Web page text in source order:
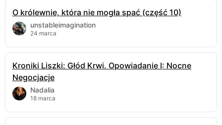
O królewnie, która nie mogła spać (część 10)
unstableimagination
24 marca
Kroniki Liszki: Głód Krwi. Opowiadanie I: Nocne
Negocjacje
Nadalia
18 marca